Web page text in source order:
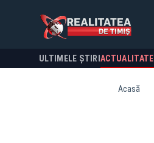
ULTIMELE ȘTIRI ACTUALITATE
Acasă